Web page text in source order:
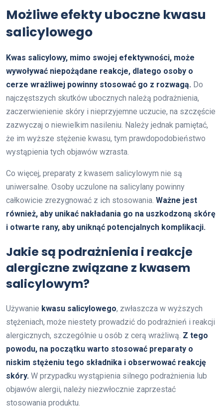
Możliwe efekty uboczne kwasu
salicylowego
Kwas salicylowy, mimo swojej efektywności, może
wywoływać niepożądane reakcje, dlatego osoby o
cerze wrażliwej powinny stosować go z rozwagą. Do
najczęstszych skutków ubocznych należą podrażnienia,
zaczerwienienie skóry i nieprzyjemne uczucie, na szczęście
zazwyczaj o niewielkim nasileniu. Należy jednak pamiętać,
że im wyższe stężenie kwasu, tym prawdopodobieństwo
wystąpienia tych objawów wzrasta.
Co więcej, preparaty z kwasem salicylowym nie są
uniwersalne. Osoby uczulone na salicylany powinny
całkowicie zrezygnować z ich stosowania. Ważne jest
również, aby unikać nakładania go na uszkodzoną skórę
i otwarte rany, aby uniknąć potencjalnych komplikacji.
Jakie są podrażnienia i reakcje
alergiczne związane z kwasem
salicylowym?
Używanie kwasu salicylowego, zwłaszcza w wyższych
stężeniach, może niestety prowadzić do podrażnień i reakcji
alergicznych, szczególnie u osób z cerą wrażliwą. Z tego
powodu, na początku warto stosować preparaty o
niskim stężeniu tego składnika i obserwować reakcję
skóry. W przypadku wystąpienia silnego podrażnienia lub
objawów alergii, należy niezwłocznie zaprzestać
stosowania produktu.